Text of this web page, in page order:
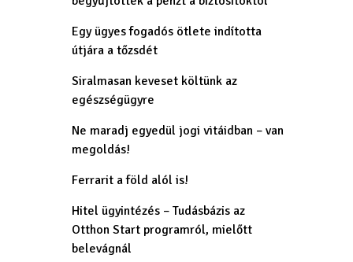
Egy ügyes fogadós ötlete indította
útjára a tőzsdét
Siralmasan keveset költünk az
egészségügyre
Ne maradj egyedül jogi vitáidban – van
megoldás!
Ferrarit a föld alól is!
Hitel ügyintézés – Tudásbázis az
Otthon Start programról, mielőtt
belevágnál